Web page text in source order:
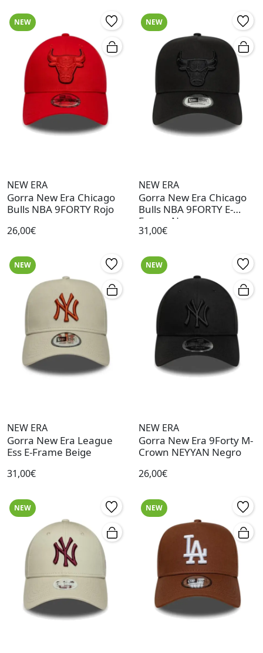
NEW
NEW ERA
Gorra New Era Chicago
Bulls NBA 9FORTY Rojo
26,00€
NEW
NEW ERA
Gorra New Era Chicago
Bulls NBA 9FORTY E-
Frame Negro
31,00€
NEW
NEW ERA
Gorra New Era League
Ess E-Frame Beige
31,00€
NEW
NEW ERA
Gorra New Era 9Forty M-
Crown NEYYAN Negro
26,00€
NEW NEW